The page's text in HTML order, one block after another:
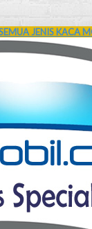
JENIS KACA